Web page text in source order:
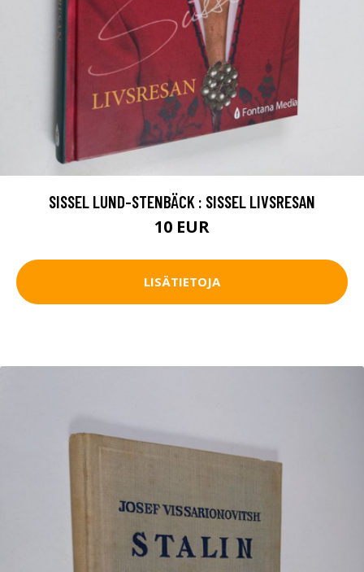
SISSEL LUND-STENBÄCK : SISSEL LIVSRESAN
10 EUR
LISÄTIETOJA